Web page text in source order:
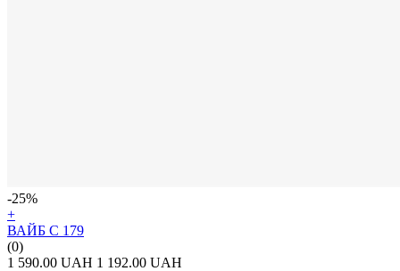
-25%
+
ВАЙБ С 179
(0)
1 590.00 UAH 1 192.00 UAH